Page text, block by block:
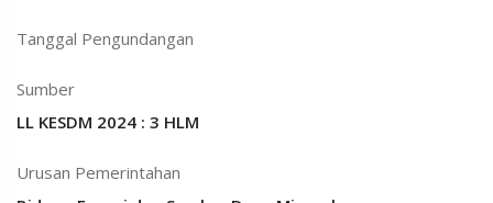
Tanggal Pengundangan
Sumber
LL KESDM 2024 : 3 HLM
Urusan Pemerintahan